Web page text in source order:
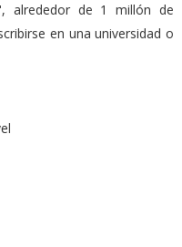
alrededor de 1 millón de
en una universidad o